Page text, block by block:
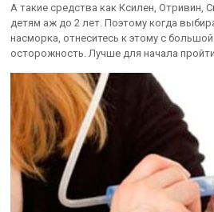
А такие средства как Ксилен, Отривин,
детям аж до 2 лет. Поэтому когда
насморка, отнеситесь к этому с
осторожность. Лучше для начала